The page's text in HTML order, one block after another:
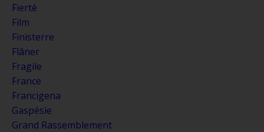
Fierté
Film
Finisterre
Flâner
Fragile
France
Francigena
Gaspésie
Grand Rassemblement